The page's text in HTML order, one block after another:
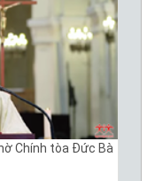
Chính tòa Đức Bà